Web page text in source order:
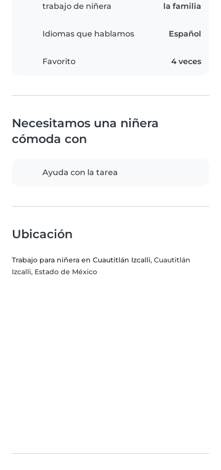
trabajo de niñera
la familia
Idiomas que hablamos Español
Favorito 4 veces
Necesitamos una niñera
cómoda con
Ayuda con la tarea
Ubicación
Trabajo para niñera en Cuautitlán Izcalli, Cuautitlán
Izcalli, Estado de México